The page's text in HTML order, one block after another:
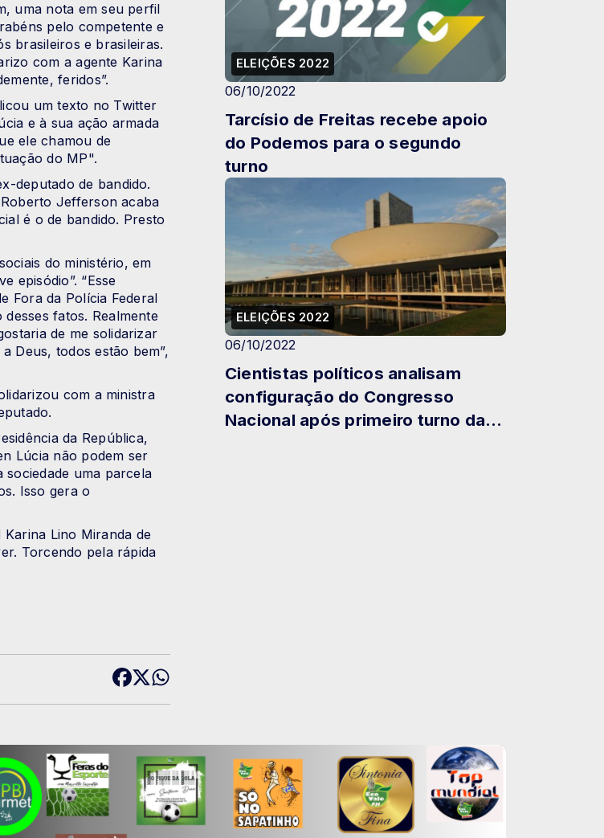
uma nota em seu perfil
pelo competente e
brasileiros e brasileiras.
com a agente Karina
feridos”.
um texto no Twitter
e à sua ação armada
ele chamou de
do MP".
deputado de bandido.
Jefferson acaba
é o de bandido. Presto
do ministério, em
episódio”. “Esse
Fora da Polícia Federal
fatos. Realmente
de me solidarizar
Deus, todos estão bem”,
com a ministra
da República,
Lúcia não podem ser
uma parcela
Isso gera o
Lino Miranda de
Torcendo pela rápida
ELEIÇÕES 2022
06/10/2022
Tarcísio de Freitas recebe apoio
do Podemos para o segundo
turno
ELEIÇÕES 2022
06/10/2022
Cientistas políticos analisam
configuração do Congresso
Nacional após primeiro turno das